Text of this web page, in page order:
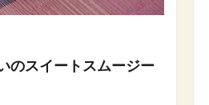
のスイートスムージー